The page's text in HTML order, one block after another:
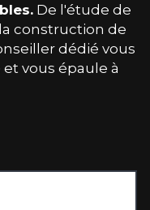
De l'étude de
construction de
dédié vous
vous épaule à